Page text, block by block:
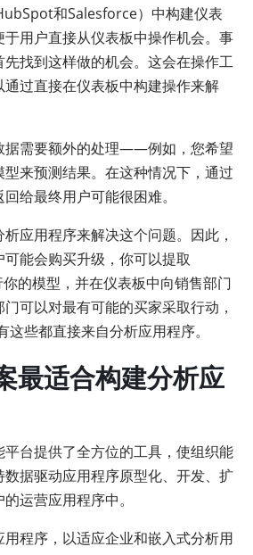
和Salesforce）中构建仪表
用户直接从仪表板中操作机会。事
找到这样做的机会。这会在操作工
过直接在仪表板中构建操作来解
据需要额外的处理——例如，您希望
来预测结果。在这种情况下，通过
给最终用户可能很困难。
应用程序来解决这个问题。因此，
能会购买升级，你可以提取
的模型，并在仪表板中向销售部门
可以对最有可能的买家采取行动，
些都直接来自分析应用程序。
最适合构建分析应
台提供了全方位的工具，使组织能
据驱动应用程序原型化、开发、扩
运营应用程序中。
程序，以适应企业和嵌入式分析用